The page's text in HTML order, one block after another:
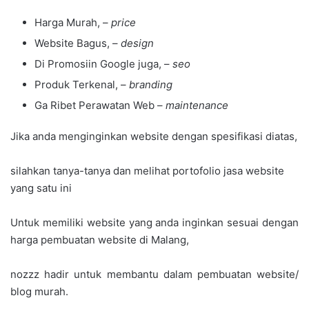
Harga Murah, – price
Website Bagus, – design
Di Promosiin Google juga, – seo
Produk Terkenal, – branding
Ga Ribet Perawatan Web – maintenance
Jika anda menginginkan website dengan spesifikasi diatas,
silahkan tanya-tanya dan melihat portofolio jasa website
yang satu ini
Untuk memiliki website yang anda inginkan sesuai dengan
harga pembuatan website di Malang,
nozzz hadir untuk membantu dalam pembuatan website/
blog murah.